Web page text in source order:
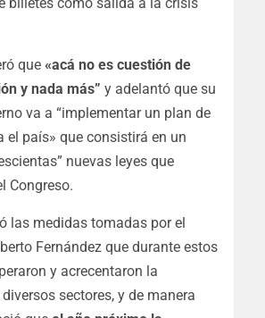
que «acá no es cuestión de
y nada más” y adelantó que su
va a “implementar un plan de
el país» que consistirá en un
nuevas leyes que
Congreso.
las medidas tomadas por el
Fernández que durante estos
y acrecentaron la
sectores, y de manera